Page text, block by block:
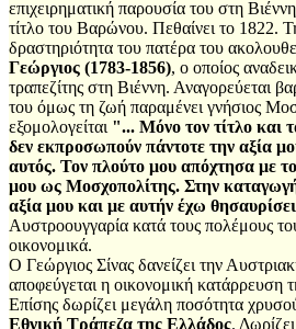
επιχειρηματική παρουσία του στη
τίτλο του Βαρώνου. Πεθαίνει το 1822.
δραστηριότητα του πατέρα του
Γεώργιος (1783-1856), ο οποίος
τραπεζίτης στη Βιέννη. Αναγορεύεται
του όμως τη ζωή παραμένει γνήσιος
εξομολογείται "... Μόνο τον τίτλο και
δεν εκπροσωπούν πάντοτε την αξία
αυτός. Τον πλούτο μου απόχτησα με
μου ως Μοσχοπολίτης. Στην
αξία μου και με αυτήν έχω
Αυστροουγγαρία κατά τους πολέμους
οικονομικά.
Ο Γεώργιος Σίνας δανείζει την
αποφεύγεται η οικονομική κατάρρευση
Επίσης δωρίζει μεγάλη ποσότητα
Εθνική Τράπεζα της Ελλάδος.